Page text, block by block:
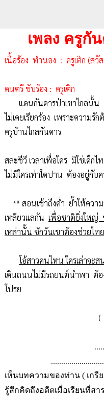
เพลง ครูกั
เนื้อร้อง ทำนอง : ครูเติก (สวั
ดนตรีขับร้อง : ครูเติก
แดนกันดารป่าเขาไกลนั้น
ไม่เคยเรียกร้อง เพราะความ
ครูบ้านไกลกันดาร
สละชีวี เวลาเพื่อใคร มิใช่เด็
ไม่มีใครเท่าใดปาน ต้องอยู่กับ
** สอนเช้าถึงค่ำ ย้ำให้ความ
เหลียวแลกัน เพื่อชาติยิ่งใหญ่
เหล่านั้น ซักวันเขาต้องช่วยไทย
โอ้สาวคนไหน ใครเล่าจ
เดินถนนไม่มีรถยนต์นำพา ต้
โปรย
(
เห็นบทความของท่าน ( เกรี
รู้สึกคิดถึงอดีตเมื่อเรียนที่ส